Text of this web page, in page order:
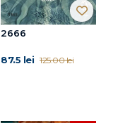
2666
87.5 lei 125.00 lei